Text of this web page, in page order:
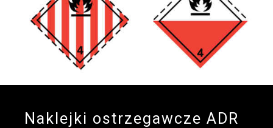
Naklejki ostrzegawcze ADR